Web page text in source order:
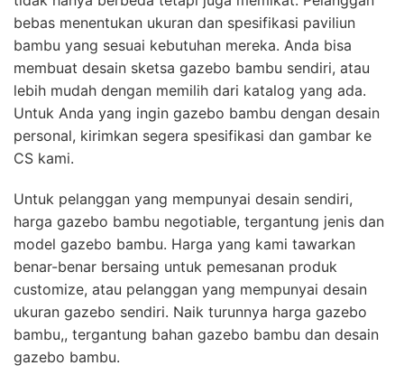
bebas menentukan ukuran dan spesifikasi paviliun
bambu yang sesuai kebutuhan mereka. Anda bisa
membuat desain sketsa gazebo bambu sendiri, atau
lebih mudah dengan memilih dari katalog yang ada.
Untuk Anda yang ingin gazebo bambu dengan desain
personal, kirimkan segera spesifikasi dan gambar ke
CS kami.
Untuk pelanggan yang mempunyai desain sendiri,
harga gazebo bambu negotiable, tergantung jenis dan
model gazebo bambu. Harga yang kami tawarkan
benar-benar bersaing untuk pemesanan produk
customize, atau pelanggan yang mempunyai desain
ukuran gazebo sendiri. Naik turunnya harga gazebo
bambu,, tergantung bahan gazebo bambu dan desain
gazebo bambu.